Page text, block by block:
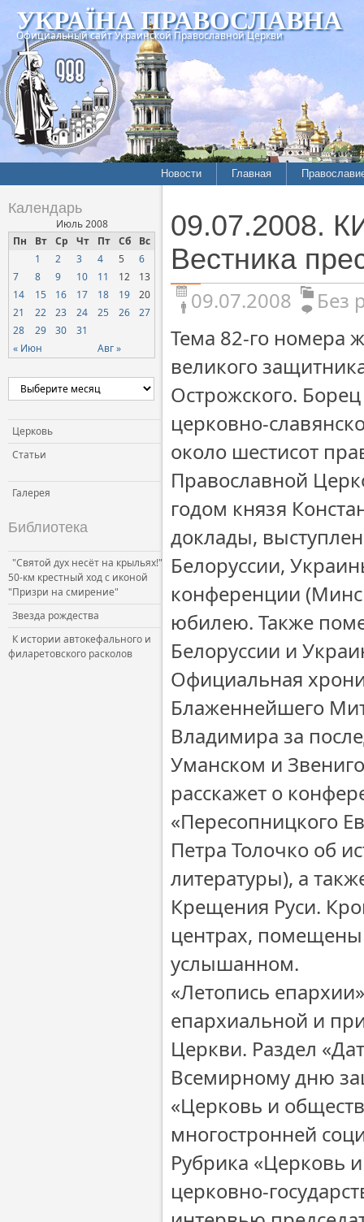
УКРАЇНА ПРАВОСЛАВНА
Официальный сайт Украинской Православной Церкви
Новости Главная
Календарь
Июль 2008
Пн
Вт Ср Чт Пт Сб Вс
« Июн Авг »
1 2 3 4 5
6
7
8 9 10 11 12
13
14
15 16 17 18 19
20
21
22 23 24 25 26
27
28
29 30 31
Церковь
Статьи
Галерея
Библиотека
"Святой дух несёт на крыльях!"
50-км крестный ход с иконой
"Призри на смирение"
Звезда рождества
К истории автокефального и
филаретовского расколов
09.07.2008.
Вестника
09.07.2008
Без
Тема 82-го номера
великого
Острожского.
церковно-
около шестисот
Православной
годом князя
доклады,
Белоруссии,
конференции
юбилею. Также
Белоруссии и
Официальная
Блаженнейшего
Владимира за
Уманском и
расскажет о
«Пересопницкого
Петра Толочко об
литературы), а
Крещения Руси.
центрах,
услышанном.
«Летопись
епархиальной и
Церкви. Раздел
Всемирному дню
«Церковь и
многостронней
Рубрика «Церковь
церковно-